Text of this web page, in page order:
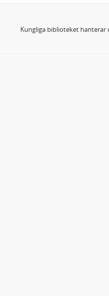
Kungliga biblioteket hanterar